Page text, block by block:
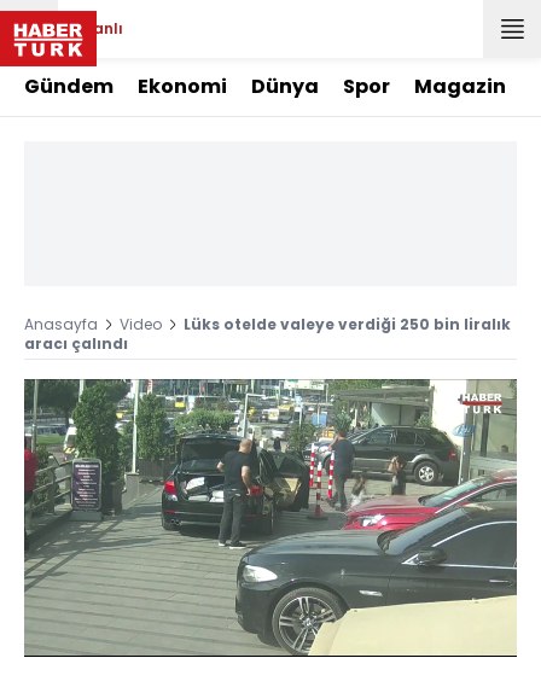
Canlı
Gündem Ekonomi Dünya Spor Magazin
Anasayfa Video
Lüks otelde valeye verdiği 250 bin liralık
aracı çalındı
Sesi
Aç
480
Yüklendi:
13.38%
Hızı